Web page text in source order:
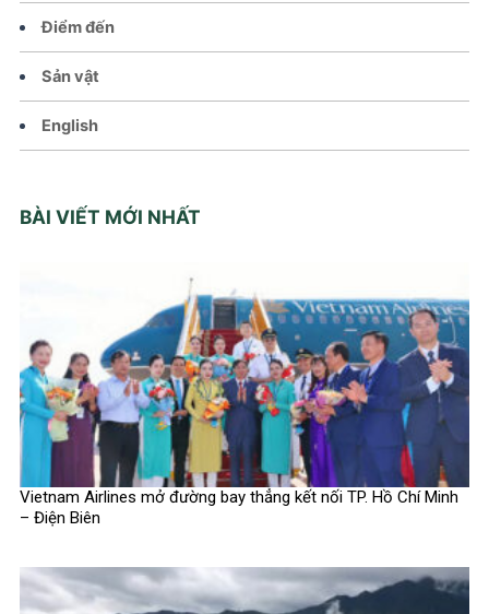
Điểm đến
Sản vật
English
BÀI VIẾT MỚI NHẤT
Vietnam Airlines mở đường bay thẳng kết nối TP. Hồ Chí Minh
– Điện Biên